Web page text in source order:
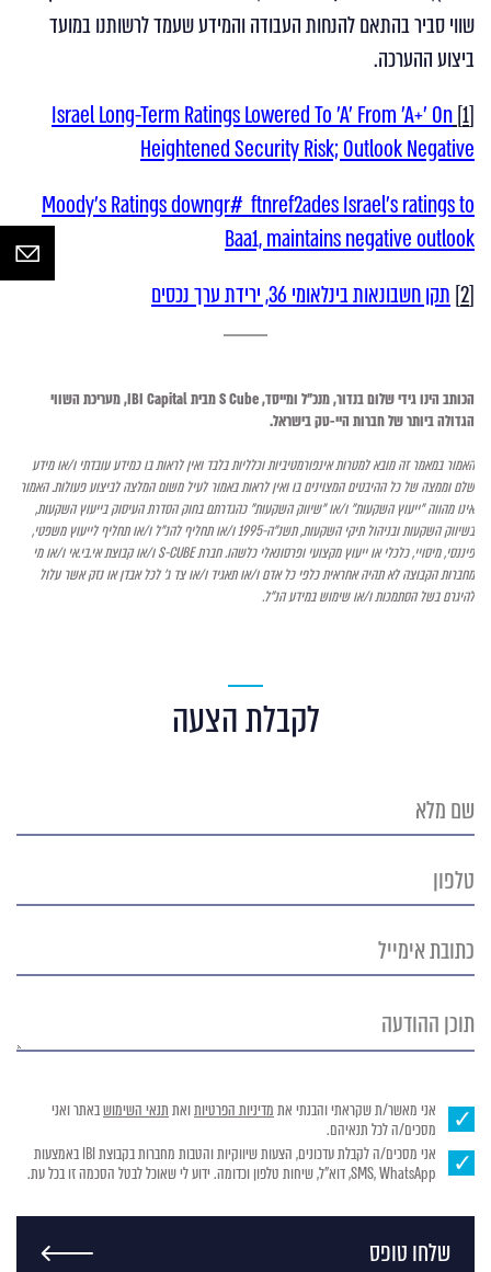
שווי סביר בהתאם להנחות העבודה והמידע שעמד לרשותנו במועד
ביצוע ההערכה.
[1]
Israel Long-Term Ratings Lowered To 'A' From 'A+' On
Heightened Security Risk; Outlook Negative
Moody's Ratings downgr#_ftnref2ades Israel's ratings to
Baa1, maintains negative outlook
[2]
תקן חשבונאות בינלאומי 36, ירידת ערך נכסים
הכותב הינוגידי שלום בנדור, מנכ"ל ומייסד,S CubeמביתIBI Capital, מעריכת השווי
הגדולה ביותר של חברות היי-טק בישראל.
האמור במאמר זה מובא למטרות אינפורמטיביות וכלליות בלבד ואין לראות בו כמידע עובדתי ו/או מידע
שלם וממצה של כל ההיבטים המצוינים בו ואין לראות באמור לעיל משום המלצה לביצוע פעולות. האמור
אינו מהווה "ייעוץ השקעות" ו/או "שיווק השקעות" כהגדרתם בחוק הסדרת העיסוק בייעוץ השקעות,
בשיווק השקעות ובניהול תיקי השקעות, תשנ"ה-1995 ו/או תחליף להנ"ל ו/או תחליף לייעוץ משפטי,
פיננסי, מיסויי, כלכלי או ייעוץ מקצועי ופרסונאלי כלשהו. חברתS-CUBEו/או קבוצת אי.בי.אי ו/או מי
מחברות הקבוצה לא תהיה אחראית כלפי כל אדם ו/או תאגיד ו/או צד ג' לכל אבדן או נזק אשר עלול
להיגרם בשל הסתמכות ו/או שימוש במידע הנ"ל.
לקבלת הצעה
שם
מלא
טלפון
כתובת
אימייל
תוכן
ההודעה
אני מאשר/ת שקראתי והבנתי את מדיניות הפרטיותואת תנאי השימושבאתר ואני
מסכים/ה לכל תנאיהם.
אני מסכים/ה לקבלת עדכונים, הצעות שיווקיות והטבות מחברות בקבוצת IBI באמצעות
SMS, WhatsApp, דוא"ל, שיחות טלפון וכדומה. ידוע לי שאוכל לבטל הסכמה זו בכל עת.
שלחו טופס